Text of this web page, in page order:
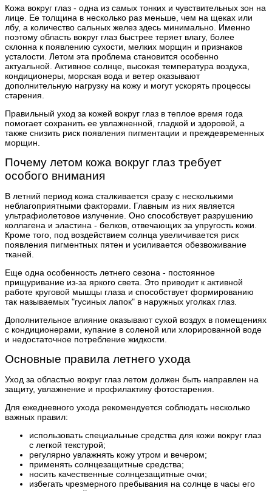
Кожа вокруг глаз - одна из самых тонких и чувствительных зон на
лице. Ее толщина в несколько раз меньше, чем на щеках или
лбу, а количество сальных желез здесь минимально. Именно
поэтому область вокруг глаз быстрее теряет влагу, более
склонна к появлению сухости, мелких морщин и признаков
усталости. Летом эта проблема становится особенно
актуальной. Активное солнце, высокая температура воздуха,
кондиционеры, морская вода и ветер оказывают
дополнительную нагрузку на кожу и могут ускорять процессы
старения.
Правильный уход за кожей вокруг глаз в теплое время года
помогает сохранить ее увлажненной, гладкой и здоровой, а
также снизить риск появления пигментации и преждевременных
морщин.
Почему летом кожа вокруг глаз требует
особого внимания
В летний период кожа сталкивается сразу с несколькими
неблагоприятными факторами. Главным из них является
ультрафиолетовое излучение. Оно способствует разрушению
коллагена и эластина - белков, отвечающих за упругость кожи.
Кроме того, под воздействием солнца увеличивается риск
появления пигментных пятен и усиливается обезвоживание
тканей.
Еще одна особенность летнего сезона - постоянное
прищуривание из-за яркого света. Это приводит к активной
работе круговой мышцы глаза и способствует формированию
так называемых "гусиных лапок" в наружных уголках глаз.
Дополнительное влияние оказывают сухой воздух в помещениях
с кондиционерами, купание в соленой или хлорированной воде
и недостаточное потребление жидкости.
Основные правила летнего ухода
Уход за областью вокруг глаз летом должен быть направлен на
защиту, увлажнение и профилактику фотостарения.
Для ежедневного ухода рекомендуется соблюдать несколько
важных правил:
использовать специальные средства для кожи вокруг глаз
с легкой текстурой;
регулярно увлажнять кожу утром и вечером;
применять солнцезащитные средства;
носить качественные солнцезащитные очки;
избегать чрезмерного пребывания на солнце в часы его